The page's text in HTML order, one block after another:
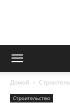
Домой
Строительство